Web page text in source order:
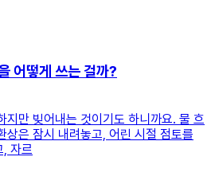
어떻게 쓰는 걸까?
지만 빚어내는 것이기도 하니까요. 물 흐
상은 잠시 내려놓고, 어린 시절 점토를
자르